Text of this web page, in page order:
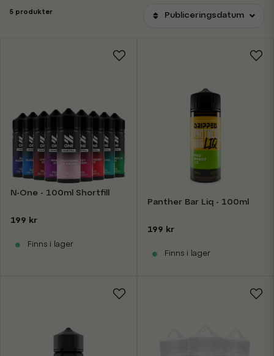
5 produkter Publiceringsdatum
N-One - 100ml Shortfill
199 kr
Finns i lager
Panther Bar Liq - 100ml
199 kr
Finns i lager